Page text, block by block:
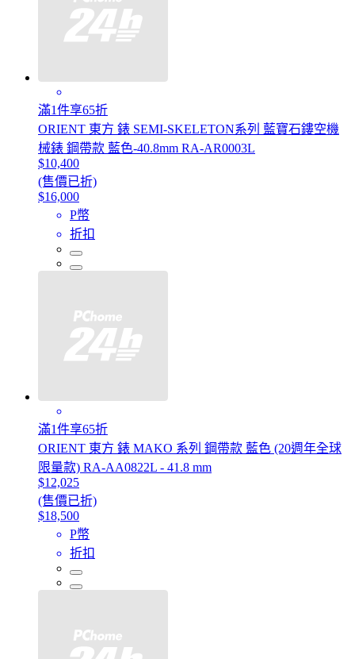
滿1件享65折
ORIENT 東方 錶 SEMI-SKELETON系列 藍寶石鏤空機
械錶 鋼帶款 藍色-40.8mm RA-AR0003L
$10,400
(售價已折)
$16,000
P幣
折扣
滿1件享65折
ORIENT 東方 錶 MAKO 系列 鋼帶款 藍色 (20週年全球
限量款) RA-AA0822L - 41.8 mm
$12,025
(售價已折)
$18,500
P幣
折扣